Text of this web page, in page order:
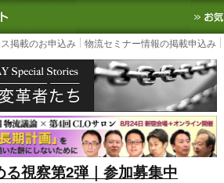
大の物流ニュースサイト3PL, SCMなど国内外の
掲載のお申込み 物流セミナー情報の掲載申込み
視察第2弾｜参加募集中